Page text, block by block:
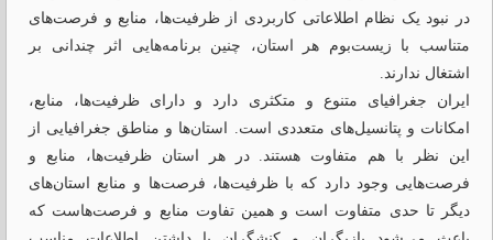
در نبود یک نظام اطلاعاتی کاربردی از ظرفیت‌ها، منابع و فرصت‌های
متناسب با زیست‌بوم هر استان، چنین برنامه‌هایی اثر چندانی بر
اشتغال ندارند.
ایران جغرافیای متنوع و متکثری دارد و دارای ظرفیت‌ها، منابع،
امکانات و پتانسیل‌های متعددی است. استان‌ها و مناطق جغرافیایی از
این نظر با هم متفاوت‌ هستند. در هر استان ظرفیت‌ها، منابع و
فرصت‌هایی وجود دارد که با ظرفیت‌ها، فرصت‌ها و منابع استان‌های
دیگر تا حدی متفاوت است و همین تفاوت منابع و فرصت‌هاست که